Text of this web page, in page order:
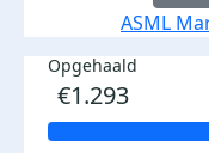
ASML
Opgehaald
€1.293